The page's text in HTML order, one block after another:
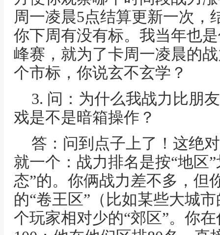
周一凌晨5点结算更新一次，
你下周有没有标。我当年也
峰赛，就为了卡周一凌晨的
个市标，你说玄不玄学？
3. 问：为什么我战力比朋
戏是不是暗箱操作？
答：问到点子上了！这绝
就一个：战力排名是按“地区
态”的。你俩战力差不多，但
的“卷王区”（比如某些大城
个玩家相对少的“郊区”。你